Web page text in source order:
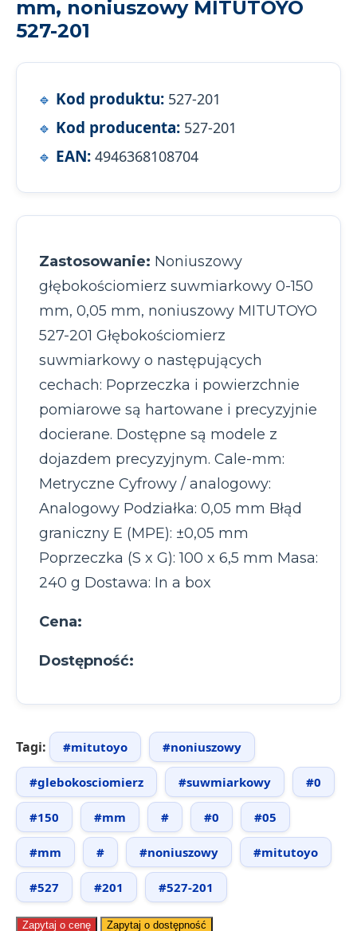
mm, noniuszowy MITUTOYO
527-201
Kod produktu: 527-201
Kod producenta: 527-201
EAN: 4946368108704
Zastosowanie: Noniuszowy
głębokościomierz suwmiarkowy 0-150
mm, 0,05 mm, noniuszowy MITUTOYO
527-201 Głębokościomierz
suwmiarkowy o następujących
cechach: Poprzeczka i powierzchnie
pomiarowe są hartowane i precyzyjnie
docierane. Dostępne są modele z
dojazdem precyzyjnym. Cale-mm:
Metryczne Cyfrowy / analogowy:
Analogowy Podziałka: 0,05 mm Błąd
graniczny E (MPE): ±0,05 mm
Poprzeczka (S x G): 100 x 6,5 mm Masa:
240 g Dostawa: In a box
Cena:
Dostępność:
Tagi: #mitutoyo #noniuszowy
#glebokosciomierz #suwmiarkowy #0
#150 #mm # #0 #05
#mm # #noniuszowy #mitutoyo
#527 #201 #527-201
Zapytaj o cenę Zapytaj o dostępność